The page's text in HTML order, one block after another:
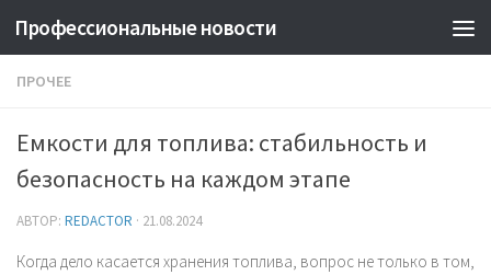
Профессиональные новости
ПРОЧЕЕ
Емкости для топлива: стабильность и
безопасность на каждом этапе
АВТОР: REDACTOR · 21.08.2024
Когда дело касается хранения топлива, вопрос не только в том,